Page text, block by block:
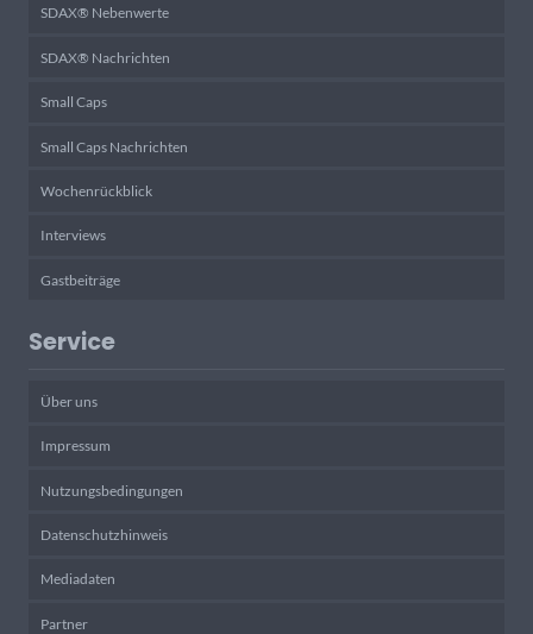
SDAX® Nebenwerte
SDAX® Nachrichten
Small Caps
Small Caps Nachrichten
Wochenrückblick
Interviews
Gastbeiträge
Service
Über uns
Impressum
Nutzungsbedingungen
Datenschutzhinweis
Mediadaten
Partner